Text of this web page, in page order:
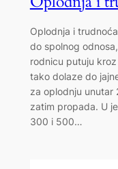
Oplodnja i
do spolnog
rodnicu putuju
tako dolaze do
za oplodnju unutar
zatim propada. U
300 i 500…